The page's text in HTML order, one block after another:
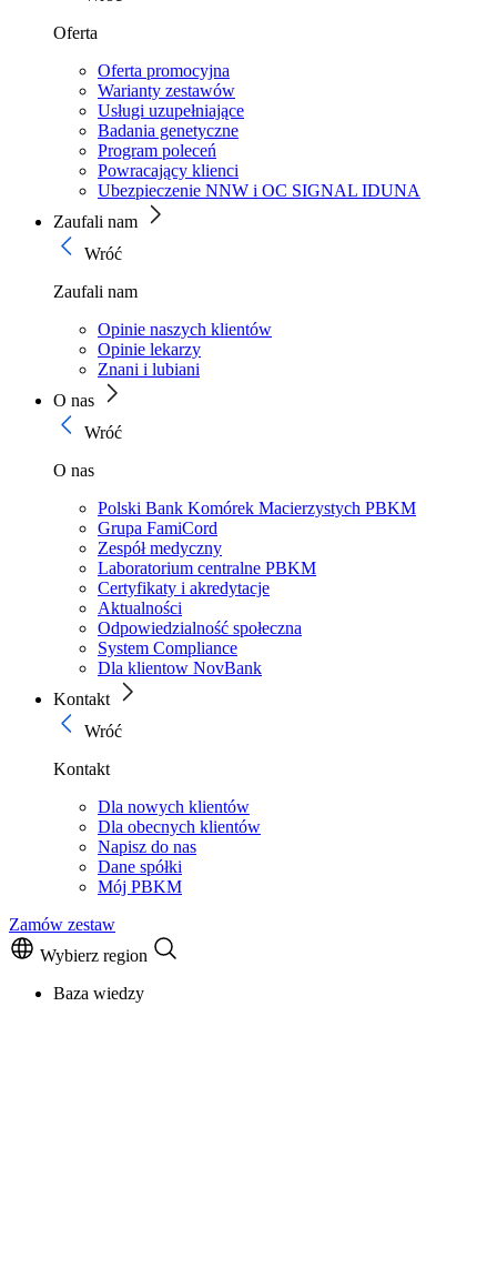
Oferta
Oferta promocyjna
Warianty zestawów
Usługi uzupełniające
Badania genetyczne
Program poleceń
Powracający klienci
Ubezpieczenie NNW i OC SIGNAL IDUNA
Zaufali nam
Wróć
Zaufali nam
Opinie naszych klientów
Opinie lekarzy
Znani i lubiani
O nas
Wróć
O nas
Polski Bank Komórek Macierzystych PBKM
Grupa FamiCord
Zespół medyczny
Laboratorium centralne PBKM
Certyfikaty i akredytacje
Aktualności
Odpowiedzialność społeczna
System Compliance
Dla klientow NovBank
Kontakt
Wróć
Kontakt
Dla nowych klientów
Dla obecnych klientów
Napisz do nas
Dane spółki
Mój PBKM
Zamów zestaw
Wybierz region
Baza wiedzy